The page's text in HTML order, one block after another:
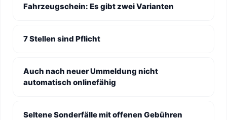
Fahrzeugschein: Es gibt zwei Varianten
7 Stellen sind Pflicht
Auch nach neuer Ummeldung nicht
automatisch onlinefähig
Seltene Sonderfälle mit offenen Gebühren